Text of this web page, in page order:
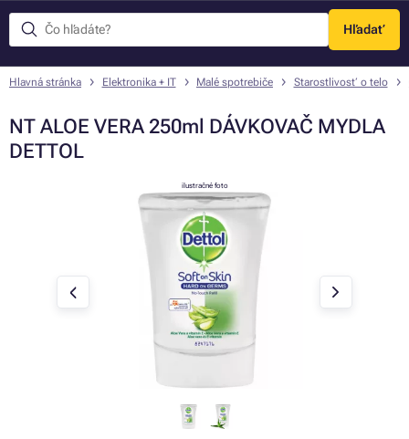
Hľadať
Menu
Hlavná stránka Elektronika + IT Malé spotrebiče Starostlivosť o telo
NT ALOE VERA 250ml DÁVKOVAČ MYDLA
DETTOL
ilustračné foto